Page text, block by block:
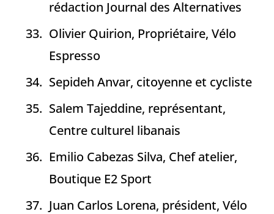
rédaction Journal des Alternatives
Olivier Quirion, Propriétaire, Vélo
Espresso
Sepideh Anvar, citoyenne et cycliste
Salem Tajeddine, représentant,
Centre culturel libanais
Emilio Cabezas Silva, Chef atelier,
Boutique E2 Sport
Juan Carlos Lorena, président, Vélo